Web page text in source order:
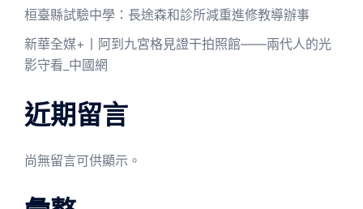
桓臺縣試驗中學：長途森和診所減重進修教導辦事
新華全媒+丨阿到九宮格見證干拍照館——兩代人的光
影守看_中國網
近期留言
尚無留言可供顯示。